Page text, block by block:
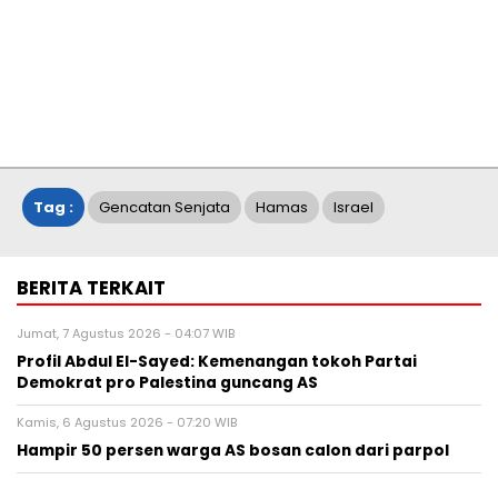
Tag : Gencatan Senjata Hamas Israel
BERITA TERKAIT
Jumat, 7 Agustus 2026 - 04:07 WIB
Profil Abdul El-Sayed: Kemenangan tokoh Partai
Demokrat pro Palestina guncang AS
Kamis, 6 Agustus 2026 - 07:20 WIB
Hampir 50 persen warga AS bosan calon dari parpol